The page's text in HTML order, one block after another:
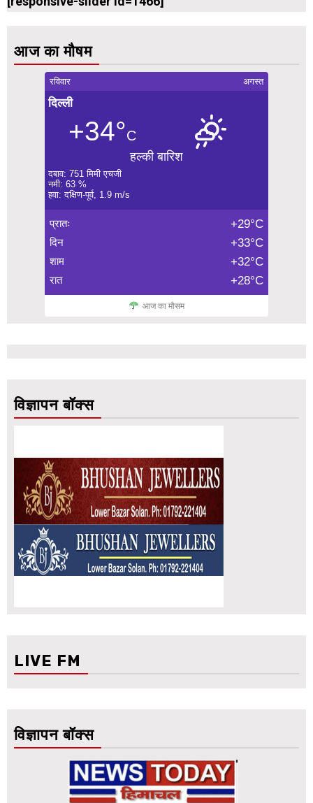
आज का मौषम
रविवार अगस्त
दिल्ली
+34°C
हल्की बारिश
दबाव: 751 मिमी एचजी
नमी: 63 %
हवा: दक्षिण-पूर्व, 1.9 m/s
प्रातः +29°C
दिन +33°C
शाम +32°C
रात +28°C
आज का मौसम
विज्ञापन बॉक्स
LIVE FM
विज्ञापन बॉक्स